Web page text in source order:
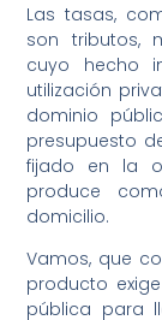
Las tasas,
son tributos,
cuyo hecho
utilización
dominio
presupuesto
fijado en la
produce
domicilio.
Vamos, que
producto
pública para